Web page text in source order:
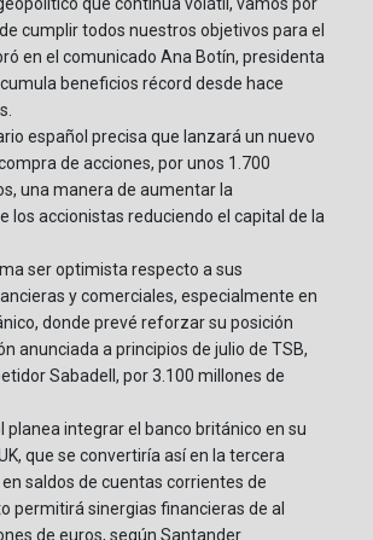
que continúa volátil, vamos por
cumplir todos nuestros objetivos para el
en el comunicado Ana Botín, presidenta
beneficios récord desde hace
español precisa que lanzará un nuevo
de acciones, por unos 1.700
una manera de aumentar la
los accionistas reduciendo el capital de la
ser optimista respecto a sus
y comerciales, especialmente en
donde prevé reforzar su posición
anunciada a principios de julio de TSB,
Sabadell, por 3.100 millones de
planea integrar el banco británico en su
que se convertiría así en la tercera
saldos de cuentas corrientes de
permitirá sinergias financieras de al
de euros, según Santander.